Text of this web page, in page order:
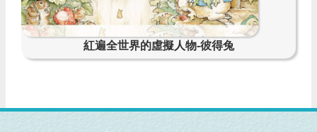
紅遍全世界的虛擬人物-彼得兔